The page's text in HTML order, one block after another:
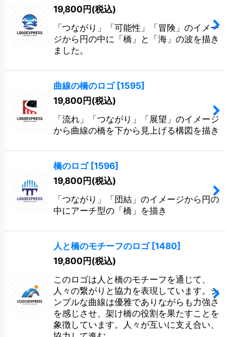
19,800円(税込)
「つながり」「可能性」「冒険」のイメー
ジから円の中に「橋」と「海」の波を描き
ました。
曲線の橋のロゴ [1595]
19,800円(税込)
「流れ」「つながり」「展望」のイメージ
から曲線の橋を下から見上げる構図を描き
橋のロゴ [1596]
19,800円(税込)
「つながり」「団結」のイメージから円の
中にアーチ型の「橋」を描き
人と橋のモチーフのロゴ [1480]
19,800円(税込)
このロゴは人と橋のモチーフを通じて、
人々の繋がりと協力を表現しています。シ
ンプルな曲線は優雅でありながらも力強さ
を感じさせ、架け橋の役割を果たすことを
象徴しています。人々が互いに支え合い、